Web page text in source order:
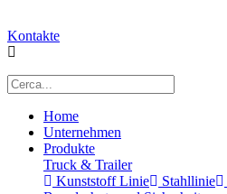
Kontakte
Home
Unternehmen
Produkte
Truck & Trailer
Kunststoff Linie
Stahllinie